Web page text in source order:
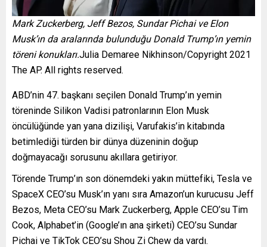
Mark Zuckerberg, Jeff Bezos, Sundar Pichai ve Elon
Musk’ın da aralarında bulunduğu Donald Trump’ın yemin
töreni konukları.Julia Demaree Nikhinson/Copyright 2021
The AP. All rights reserved.
ABD’nin 47. başkanı seçilen Donald Trump’ın yemin
töreninde Silikon Vadisi patronlarının Elon Musk
öncülüğünde yan yana dizilişi, Varufakis’in kitabında
betimlediği türden bir dünya düzeninin doğup
doğmayacağı sorusunu akıllara getiriyor.
Törende Trump’ın son dönemdeki yakın müttefiki, Tesla ve
SpaceX CEO’su Musk’ın yanı sıra Amazon’un kurucusu Jeff
Bezos, Meta CEO’su Mark Zuckerberg, Apple CEO’su Tim
Cook, Alphabet’in (Google’ın ana şirketi) CEO’su Sundar
Pichai ve TikTok CEO’su Shou Zi Chew da vardı.